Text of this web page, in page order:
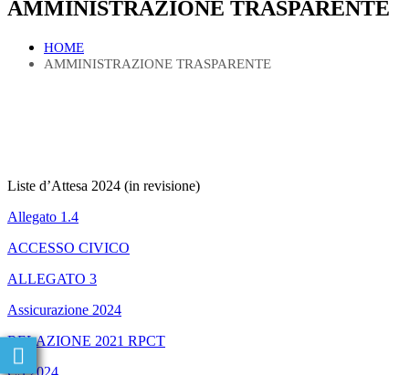
AMMINISTRAZIONE TRASPARENTE
HOME
AMMINISTRAZIONE TRASPARENTE
Liste d’Attesa 2024 (in revisione)
Allegato 1.4
ACCESSO CIVICO
ALLEGATO 3
Assicurazione 2024
RELAZIONE 2021 RPCT
CS 2024